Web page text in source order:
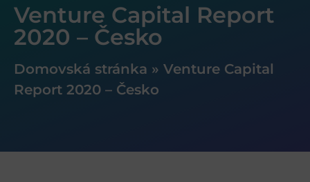
Venture Capital Report
2020 – Česko
Domovská stránka » Venture Capital
Report 2020 – Česko